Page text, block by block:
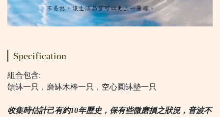
Specification
組合包含:
頌缽一只，磨缽木棒一只，空心圓缽墊一只
收集時估計己有約10年歷史，保有些微磨損之狀況，音波不